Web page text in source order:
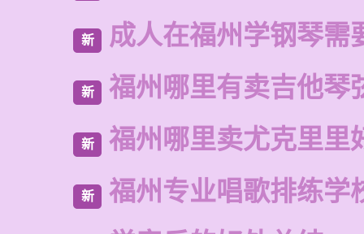
新 成人在福州学钢琴需
新 福州哪里有卖吉他琴
新 福州哪里卖尤克里里
新
福州专业唱歌排练学